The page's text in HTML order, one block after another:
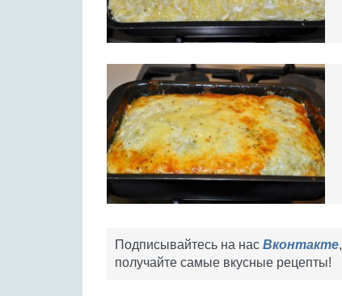
Подписывайтесь на нас Вконтакте,
получайте самые вкусные рецепты!